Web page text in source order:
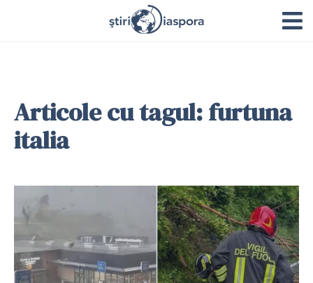
Articole cu tagul: furtuna
italia